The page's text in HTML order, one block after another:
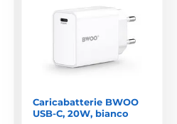
Caricabatterie BWOO
USB-C, 20W, bianco